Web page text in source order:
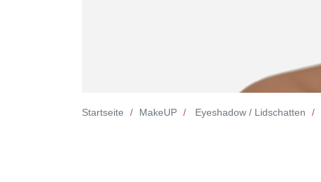
Startseite MakeUP Eyeshadow / Lidschatten